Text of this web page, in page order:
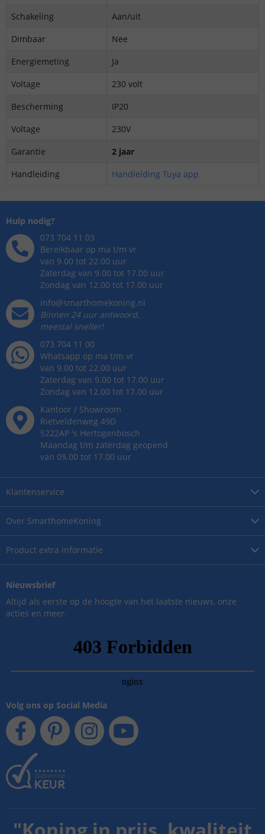
Schakeling
Aan/uit
Dimbaar
Nee
Energiemeting
Ja
Voltage
230 volt
Bescherming
IP20
Voltage
230V
Garantie
2 jaar
Handleiding
Handleiding Tuya app
Over SmarthomeKoning
Product extra informatie
Klantenservice
Hulp nodig?
073 704 11 03
Bereikbaar op ma t/m vr
van 9.00 tot 22.00 uur
Zaterdag van 9.00 tot 17.00 uur
Zondag van 12.00 tot 17.00 uur
info@smarthomekoning.nl
Binnen 24 uur antwoord,
meestal sneller!
073 704 11 00
Whatsapp op ma t/m vr
van 9.00 tot 22.00 uur
Zaterdag van 9.00 tot 17.00 uur
Zondag van 12.00 tot 17.00 uur
Kantoor / Showroom
Rietveldenweg 49D
5222AP 's Hertogenbosch
Maandag t/m zaterdag geopend
van 09.00 tot 17.00 uur
Nieuwsbrief
Altijd als eerste op de hoogte van het laatste nieuws, onze
acties en meer.
Volg ons op Social Media